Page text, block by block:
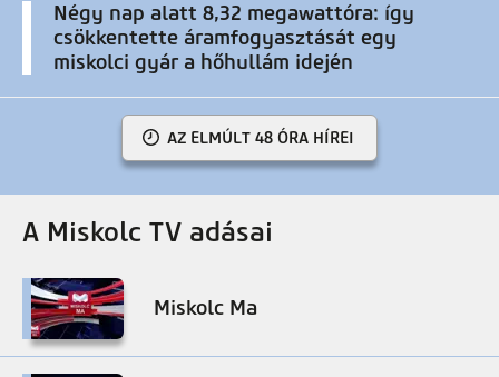
Négy nap alatt 8,32 megawattóra: így
csökkentette áramfogyasztását egy
miskolci gyár a hőhullám idején
AZ ELMÚLT 48 ÓRA HÍREI
A Miskolc TV adásai
Miskolc Ma